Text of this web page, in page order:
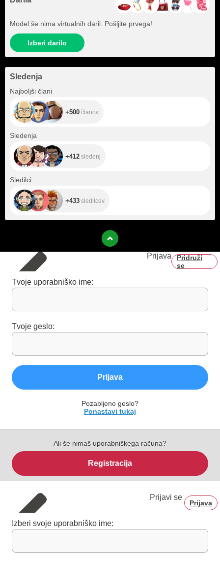
Model še nima virtualnih daril. Pošljite prvega!
Izberi darilo
Sledenja
Najboljši člani
+500 članov
Sledenja
+412 sledenj
Sledilci
+433 sledilcev
Prijava
Pridruži
se
Tvoje uporabniško ime:
Tvoje geslo:
Prijava
Pozabljeno geslo?
Ponastavi tukaj
Ali še nimaš uporabniškega računa?
Registracija
Prijavi se
Prijava
Izberi svoje uporabniško ime: